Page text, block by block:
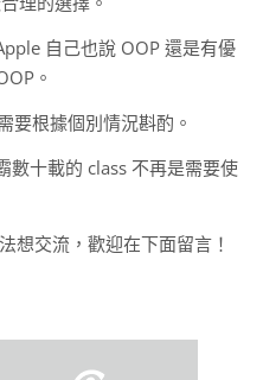
自己也說 OOP 還是有優
。
要根據個別情況斟酌。
數十載的 class 不再是需要使
想交流，歡迎在下面留言！